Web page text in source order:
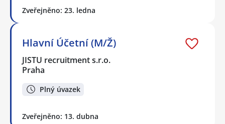
Zveřejněno: 23. ledna
Hlavní Účetní (M/Ž)
JISTU recruitment s.r.o.
Praha
Plný úvazek
Zveřejněno: 13. dubna